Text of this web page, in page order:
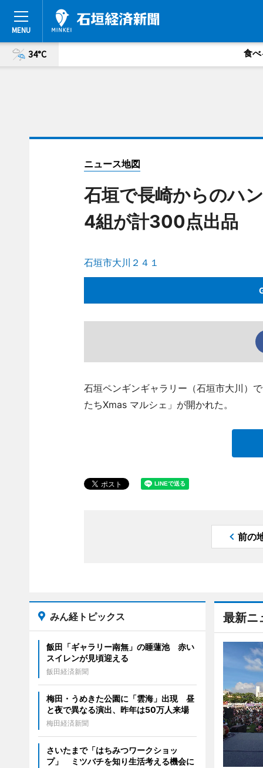
34°C 食べ
ニュース地図
石垣で長崎からのハ
4組が計300点出品
石垣市大川２４１
石垣ペンギンギャラリー（石垣市大川）
たちXmas マルシェ」が開かれた。
前の
最新ニ
みん経トピックス
飯田「ギャラリー南無」の睡蓮池 赤い
スイレンが見頃迎える
飯田経済新聞
梅田・うめきた公園に「雲海」出現 昼
と夜で異なる演出、昨年は50万人来場
梅田経済新聞
さいたまで「はちみつワークショッ
プ」 ミツバチを知り生活考える機会に